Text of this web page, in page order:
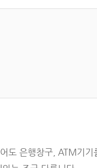
도 은행창구, ATM기기